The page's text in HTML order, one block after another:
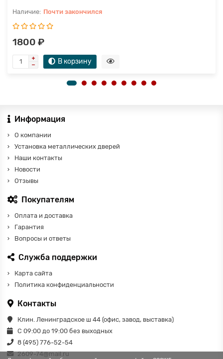
Почти закончился
1800 ₽
В корзину
Информация
О компании
Установка металлических дверей
Наши контакты
Новости
Отзывы
Покупателям
Оплата и доставка
Гарантия
Вопросы и ответы
Служба поддержки
Карта сайта
Политика конфиденциальности
Контакты
Клин. Ленинградское ш 44 (офис, завод, выставка)
С 09:00 до 19:00 без выходных
8 (495) 776-52-54
2609-74@mail.ru